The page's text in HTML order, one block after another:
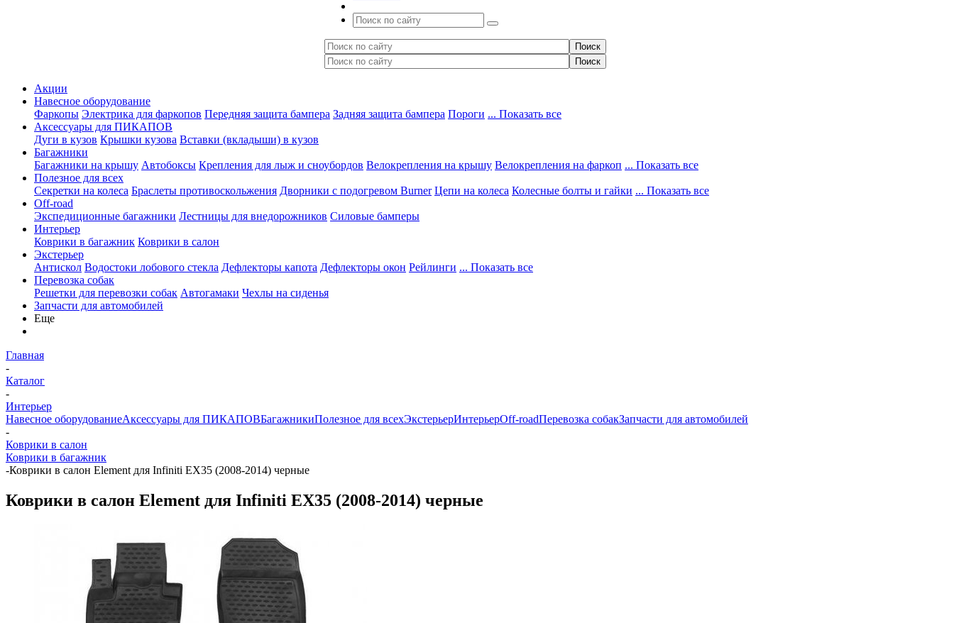
Акции
Навесное оборудование
Фаркопы Электрика для фаркопов Передняя защита бампера Задняя защита бампера Пороги ... Показать все
Аксессуары для ПИКАПОВ
Дуги в кузов Крышки кузова Вставки (вкладыши) в кузов
Багажники
Багажники на крышу Автобоксы Крепления для лыж и сноубордов Велокрепления на крышу Велокрепления на фаркоп ... Показать все
Полезное для всех
Секретки на колеса Браслеты противоскольжения Дворники с подогревом Burner Цепи на колеса Колесные болты и гайки ... Показать все
Off-road
Экспедиционные багажники Лестницы для внедорожников Силовые бамперы
Интерьер
Коврики в багажник Коврики в салон
Экстерьер
Антискол Водостоки лобового стекла Дефлекторы капота Дефлекторы окон Рейлинги ... Показать все
Перевозка собак
Решетки для перевозки собак Автогамаки Чехлы на сиденья
Запчасти для автомобилей
Еще
Главная
-
Каталог
-
Интерьер
Навесное оборудованиеАксессуары для ПИКАПОВБагажникиПолезное для всехЭкстерьерИнтерьерOff-roadПеревозка собакЗапчасти для автомобилей
-
Коврики в салон
Коврики в багажник
-Коврики в салон Element для Infiniti EX35 (2008-2014) черные
Коврики в салон Element для Infiniti EX35 (2008-2014) черные